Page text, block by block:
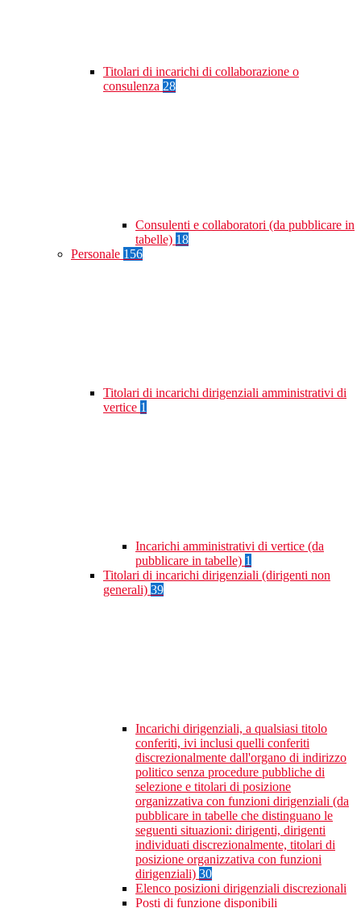
Titolari di incarichi di collaborazione o
consulenza 28
Consulenti e collaboratori (da pubblicare in
tabelle) 18
Personale 156
Titolari di incarichi dirigenziali amministrativi di
vertice 1
Incarichi amministrativi di vertice (da
pubblicare in tabelle) 1
Titolari di incarichi dirigenziali (dirigenti non
generali) 39
Incarichi dirigenziali, a qualsiasi titolo
conferiti, ivi inclusi quelli conferiti
discrezionalmente dall'organo di indirizzo
politico senza procedure pubbliche di
selezione e titolari di posizione
organizzativa con funzioni dirigenziali (da
pubblicare in tabelle che distinguano le
seguenti situazioni: dirigenti, dirigenti
individuati discrezionalmente, titolari di
posizione organizzativa con funzioni
dirigenziali) 30
Elenco posizioni dirigenziali discrezionali
Posti di funzione disponibili